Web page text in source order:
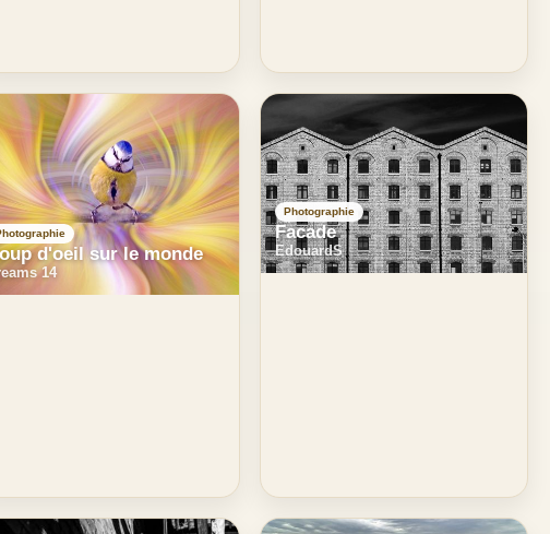
d'oeil sur le monde
14
Photographie
Facade
EdouardS